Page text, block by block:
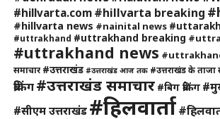
#hillvarta.com #hillvarta breaking
#hillvarta news #nainital news
#uttrakhand #uttrakhand breaking
#uttrakhand news
समाचार #उत्तराखंड #उत्तराखंड आज तक #उत्तराखंड के ताजा
ब्रेकिंग#उत्तराखंड समाचार #बिग ब्रेकिंग
#सीएम उत्तराखंड #हिलवार्ता